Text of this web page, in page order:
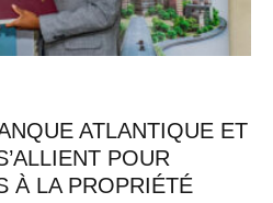
ATLANTIQUE ET
POUR
À LA PROPRIÉTÉ